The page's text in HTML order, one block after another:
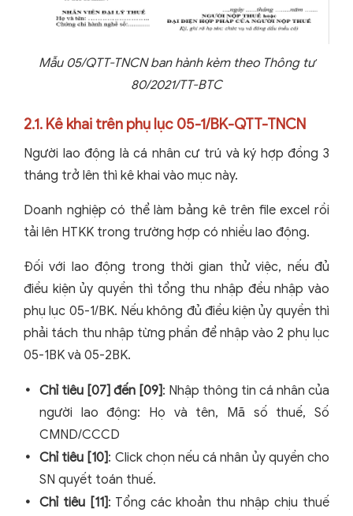
Mẫu 05/QTT-TNCN ban hành kèm theo Thông tư
80/2021/TT-BTC
2.1. Kê khai trên phụ lục 05-1/BK-QTT-TNCN
Người lao động là cá nhân cư trú và ký hợp đồng 3
tháng trở lên thì kê khai vào mục này.
Doanh nghiệp có thể làm bảng kê trên file excel rồi
tải lên HTKK trong trường hợp có nhiều lao động.
Đối với lao động trong thời gian thử việc, nếu đủ
điều kiện ủy quyền thì tổng thu nhập đều nhập vào
phụ lục 05-1/BK. Nếu không đủ điều kiện ủy quyền thì
phải tách thu nhập từng phần để nhập vào 2 phụ lục
05-1BK và 05-2BK.
Chỉ tiêu [07] đến [09]: Nhập thông tin cá nhân của
người lao động: Họ và tên, Mã số thuế, Số
CMND/CCCD
Chỉ tiêu [10]: Click chọn nếu cá nhân ủy quyền cho
SN quyết toán thuế.
Chỉ tiêu [11]: Tổng các khoản thu nhập chịu thuế